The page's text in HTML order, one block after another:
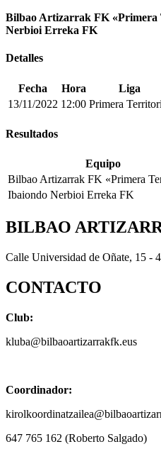
Bilbao Artizarrak FK «Primera
Nerbioi Erreka FK
Detalles
Fecha Hora Liga
13/11/2022 12:00 Primera
Resultados
Equipo
Bilbao Artizarrak FK «Primera
Ibaiondo Nerbioi Erreka FK
BILBAO
Calle Universidad de Oñate, 15 -
CONTACTO
Club:
kluba@bilbaoartizarrakfk.eus
Coordinador:
647 765 162 (Roberto Salgado)